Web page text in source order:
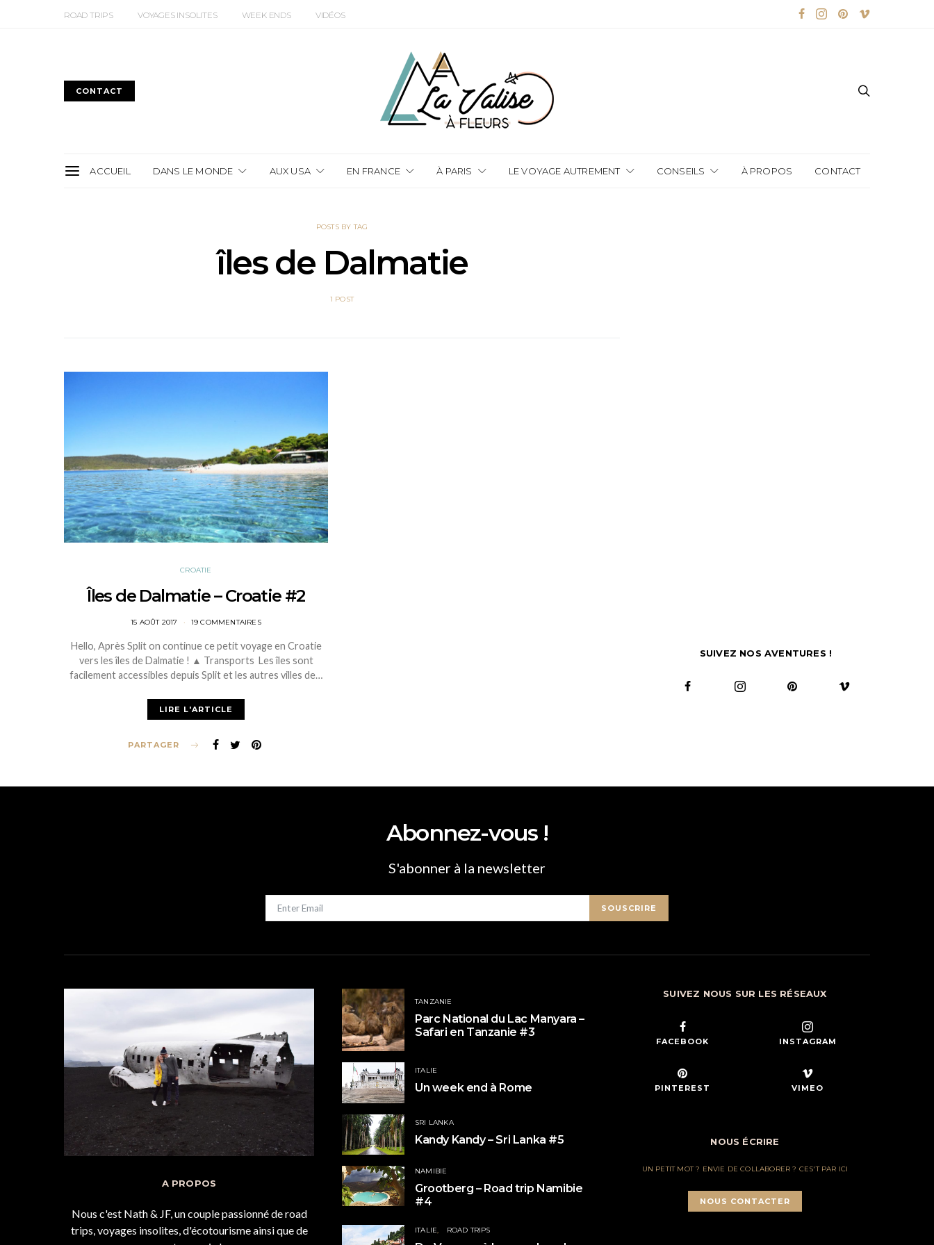
ROAD TRIPS VOYAGES INSOLITES WEEK ENDS VIDÉOS
CONTACT
ACCUEIL DANS LE MONDE AUX USA EN FRANCE À PARIS LE VOYAGE AUTREMENT CONSEILS À PROPOS CONTACT
POSTS BY TAG
îles de Dalmatie
1 POST
CROATIE
Îles de Dalmatie – Croatie #2
POSTED
15 AOÛT 2017 19 COMMENTAIRES
Hello, Après Split on continue ce petit voyage en Croatie
vers les îles de Dalmatie ! ▲ Transports Les îles sont
facilement accessibles depuis Split et les autres villes de…
LIRE L'ARTICLE
PARTAGER
SUIVEZ NOS AVENTURES !
Abonnez-vous !
S'abonner à la newsletter
SOUSCRIRE
A PROPOS
Nous c'est Nath & JF, un couple passionné de road
trips, voyages insolites, d'écotourisme ainsi que de
TANZANIE
Parc National du Lac Manyara –
Safari en Tanzanie #3
ITALIE
Un week end à Rome
SRI LANKA
Kandy Kandy – Sri Lanka #5
NAMIBIE
Grootberg – Road trip Namibie
#4
ITALIE ROAD TRIPS
SUIVEZ NOUS SUR LES RÉSEAUX
FACEBOOK INSTAGRAM
PINTEREST VIMEO
NOUS ÉCRIRE
UN PETIT MOT ? ENVIE DE COLLABORER ? CES'T PAR ICI
NOUS CONTACTER